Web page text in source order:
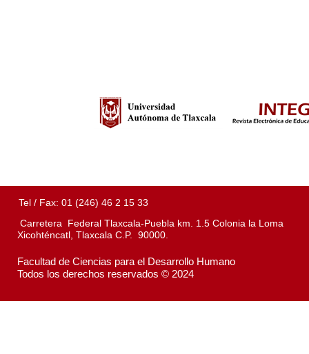
Tel / Fax: 01 (246) 46 2 15 33
Carretera Federal Tlaxcala-Puebla km. 1.5 Colonia la Loma
Xicohténcatl, Tlaxcala C.P. 90000.
Facultad de Ciencias para el Desarrollo Humano
Todos los derechos reservados © 2024